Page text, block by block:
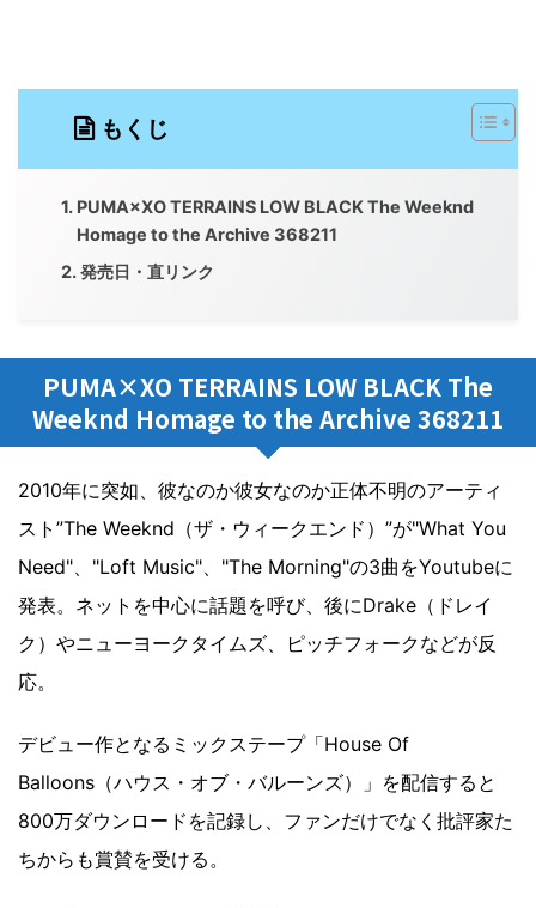
もくじ
PUMA×XO TERRAINS LOW BLACK The Weeknd
Homage to the Archive 368211
発売日・直リンク
PUMA×XO TERRAINS LOW BLACK The
Weeknd Homage to the Archive 368211
2010年に突如、彼なのか彼女なのか正体不明のアーティ
スト”The Weeknd（ザ・ウィークエンド）”が"What You
Need"、"Loft Music"、"The Morning"の3曲をYoutubeに
発表。ネットを中心に話題を呼び、後にDrake（ドレイ
ク）やニューヨークタイムズ、ピッチフォークなどが反
応。
デビュー作となるミックステープ「House Of
Balloons（ハウス・オブ・バルーンズ）」を配信すると
800万ダウンロードを記録し、ファンだけでなく批評家た
ちからも賞賛を受ける。